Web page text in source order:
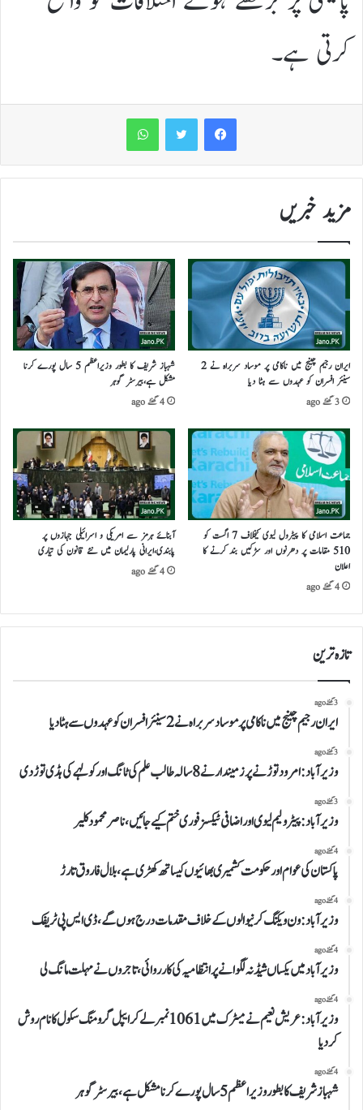
کرتی ہے۔
WhatsApp
مزید خبریں
ایران رجیم چینج میں ناکامی پر موساد سربراہ نے 2
سینئر افسران کو عہدوں سے ہٹا دیا
3 گھنٹے ago
شہباز شریف کا بطور وزیراعظم 5 سال پورے کرنا
مشکل ہے،بیرسٹر گوہر
4 گھنٹے ago
جماعت اسلامی کا پیٹرول لیوی کیخلاف 7 اگست کو
510 مقامات پر دھرنوں اور سڑکیں بند کرنے کا
اعلان
4 گھنٹے ago
آبنائے ہرمز سے امریکی و اسرائیلی جہازوں پر
پابندی،ایرانی پارلیمان میں نئے قانون کی تیاری
4 گھنٹے ago
تازہ ترین
3 گھنٹے ago
ایران رجیم چینج میں ناکامی پر موساد سربراہ نے 2 سینئر افسران کو عہدوں سے ہٹا دیا
3 گھنٹے ago
وزیرآباد:امرود توڑنے پر زمیندار نے 8 سالہ طالب علم کی ٹانگ اور کولہے کی ہڈی توڑ دی
3 گھنٹے ago
وزیرآباد:پیٹرولیم لیوی اوراضافی ٹیکسز فوری ختم کیے جائیں،ناصر محمود کلیر
4 گھنٹے ago
پاکستان کی عوام اور حکومت کشمیری بھائیوں کیساتھ کھڑی ہے،بلال فاروق تارڑ
4 گھنٹے ago
وزیرآباد:ون ویلنگ کرنیوالوں کے خلاف مقدمات درج ہوں گے،ڈی ایس پی ٹریفک
4 گھنٹے ago
وزیرآباد میں یکساں شیڈ نہ لگوانے پر انتظامیہ کی کارروائی،تاجروں نے مہلت مانگ لی
4 گھنٹے ago
وزیرآباد:عریش نعیم نے میٹرک میں 1061نمبرلے کر ایپل گرومنگ سکول کا نام روش
کردیا
4 گھنٹے ago
شہباز شریف کا بطور وزیراعظم 5 سال پورے کرنا مشکل ہے،بیرسٹر گوہر